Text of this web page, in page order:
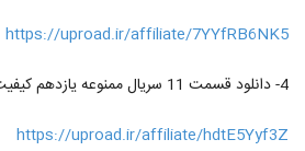
https://uproad.ir/affiliate/7YYfRB6NK5
4- دانلود قسمت 11 سریال ممنوعه یازدهم کیفیت 4k
https://uproad.ir/affiliate/hdtE5Yyf3Z